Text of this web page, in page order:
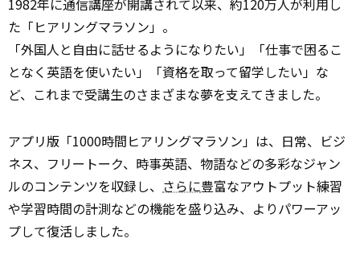
1982年に通信講座が開講されて以来、約120万人が利用し
た「ヒアリングマラソン」。
「外国人と自由に話せるようになりたい」「仕事で困るこ
となく英語を使いたい」「資格を取って留学したい」な
ど、これまで受講生のさまざまな夢を支えてきました。
アプリ版「1000時間ヒアリングマラソン」は、日常、ビジ
ネス、フリートーク、時事英語、物語などの多彩なジャン
ルのコンテンツを収録し、 さらに豊富なアウトプット練習
や学習時間の計測などの機能を盛り込み、よりパワーアッ
プして復活しました。